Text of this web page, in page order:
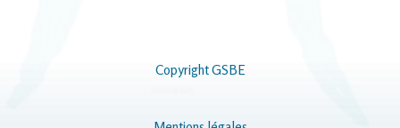
Copyright GSBE